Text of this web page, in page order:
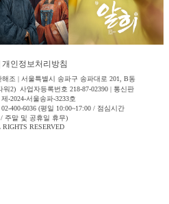
개인정보처리방침
조 | 서울특별시 송파구 송파대로 201, B동
워2) 사업자등록번호 218-87-02390 | 통신판
-2024-서울송파-3233호
400-6036 (평일 10:00~17:00 / 점심시간
/ 주말 및 공휴일 휴무)
RIGHTS RESERVED